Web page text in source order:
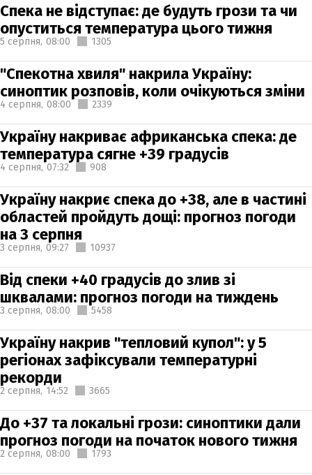
Спека не відступає: де будуть грози та чи
опуститься температура цього тижня
5 серпня, 08:00 1305
"Спекотна хвиля" накрила Україну:
синоптик розповів, коли очікуються зміни
4 серпня, 08:00 2339
Україну накриває африканська спека: де
температура сягне +39 градусів
4 серпня, 07:32 908
Україну накриє спека до +38, але в частині
областей пройдуть дощі: прогноз погоди
на 3 серпня
3 серпня, 09:27 10937
Від спеки +40 градусів до злив зі
шквалами: прогноз погоди на тиждень
3 серпня, 08:00 5458
Україну накрив "тепловий купол": у 5
регіонах зафіксували температурні
рекорди
2 серпня, 14:52 3665
До +37 та локальні грози: синоптики дали
прогноз погоди на початок нового тижня
2 серпня, 08:00 1793